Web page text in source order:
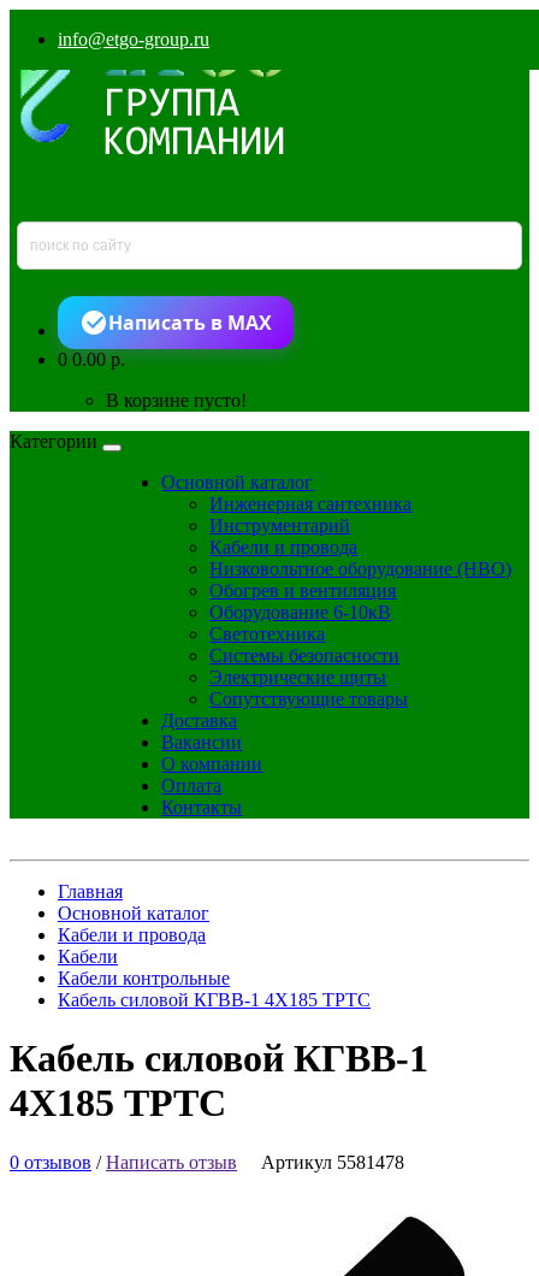
info@etgo-group.ru
Написать в MAX
00.00 р.
В корзине пусто!
Категории
Основной каталог
Инженерная сантехника
Инструментарий
Кабели и провода
Низковольтное оборудование (НВО)
Обогрев и вентиляция
Оборудование 6-10кВ
Светотехника
Системы безопасности
Электрические щиты
Сопутствующие товары
Доставка
Вакансии
О компании
Оплата
Контакты
Главная
Основной каталог
Кабели и провода
Кабели
Кабели контрольные
Кабель силовой КГВВ-1 4Х185 ТРТС
Кабель силовой КГВВ-1
4Х185 ТРТС
0 отзывов /Написать отзыв Артикул 5581478